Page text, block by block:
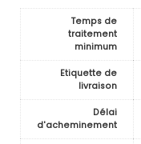
Temps de
traitement
minimum
Etiquette de
livraison
Délai
d'acheminement